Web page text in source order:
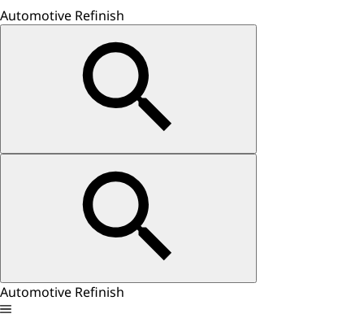
Automotive Refinish
Automotive Refinish